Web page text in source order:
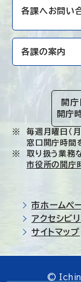
各課へお問い
各課の案内
開庁
開庁
毎週月曜日（
窓口開庁時間
取り扱う業務
市役所の開庁
市ホームペ
アクセシビリ
サイトマップ
©